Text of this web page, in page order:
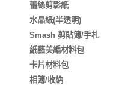
蕾絲剪影紙
水晶紙(半透明)
Smash 剪貼簿/手札
紙藝美編材料包
卡片材料包
相簿/收納